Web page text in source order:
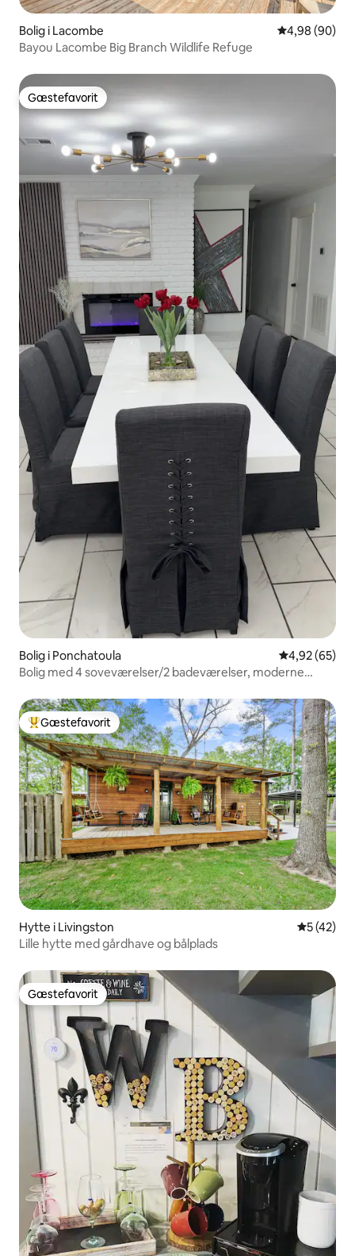
Bolig i Lacombe 4,98 ud af 5 i
4,98 (90)
Bayou Lacombe Big Branch Wildlife Refuge
Gæstefavorit
Gæstefavorit
Bolig i Ponchatoula 4,92 ud af 5 i
4,92 (65)
Bolig med 4 soveværelser/2 badeværelser, moderne
Bedste gæstefavorit
Gæstefavorit
Hytte i Livingston 5 ud af 5 i
5 (42)
Lille hytte med gårdhave og bålplads
Gæstefavorit
Gæstefavorit